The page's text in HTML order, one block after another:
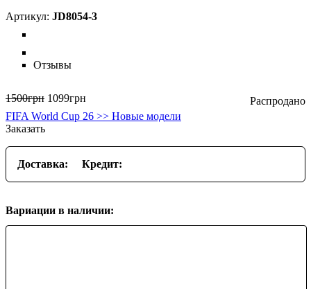
JD8054-3
Отзывы
1500грн 1099грн
FIFA World Cup 26 >> Новые модели
Заказать
Доставка: Кредит:
Вариации в наличии: